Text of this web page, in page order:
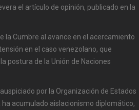
el artículo de opinión, publicado en la
la Cumbre al avance en el acercamiento
en el caso venezolano, que
postura de la Unión de Naciones
por la Organización de Estados
acumulado aislacionismo diplomático,